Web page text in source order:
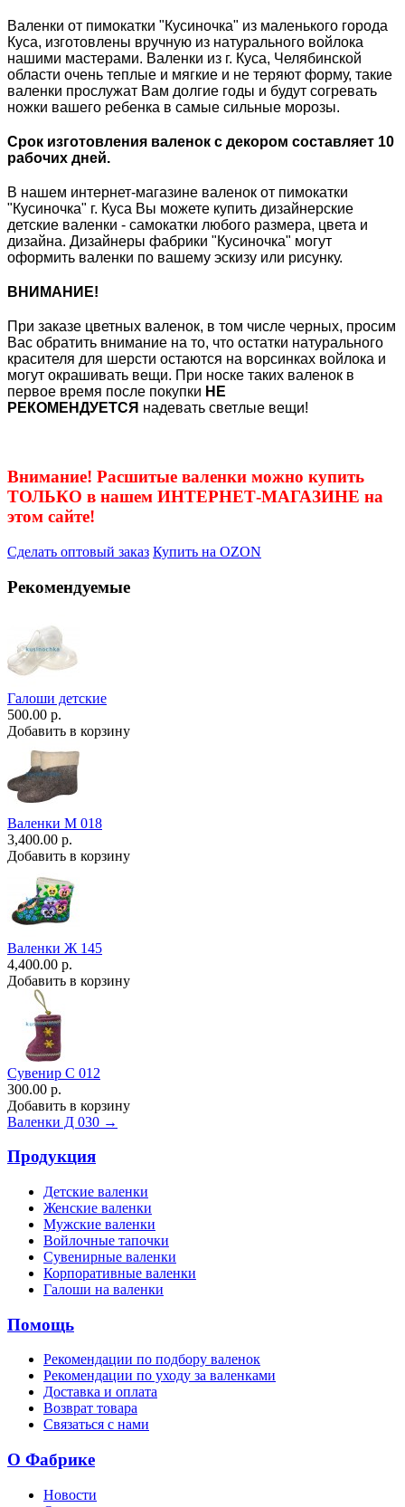
Валенки от пимокатки "Кусиночка" из маленького города
Куса, изготовлены вручную из натурального войлока
нашими мастерами. Валенки из г. Куса, Челябинской
области очень теплые и мягкие и не теряют форму, такие
валенки прослужат Вам долгие годы и будут согревать
ножки вашего ребенка в самые сильные морозы.
Срок изготовления валенок с декором составляет 10
рабочих дней.
В нашем интернет-магазине валенок от пимокатки
"Кусиночка" г. Куса Вы можете купить дизайнерские
детские валенки - самокатки любого размера, цвета и
дизайна. Дизайнеры фабрики "Кусиночка" могут
оформить валенки по вашему эскизу или рисунку.
ВНИМАНИЕ!
При заказе цветных валенок, в том числе черных, просим
Вас обратить внимание на то, что остатки натурального
красителя для шерсти остаются на ворсинках войлока и
могут окрашивать вещи. При носке таких валенок в
первое время после покупки НЕ
РЕКОМЕНДУЕТСЯ надевать светлые вещи!
Внимание! Расшитые валенки можно купить
ТОЛЬКО в нашем ИНТЕРНЕТ-МАГАЗИНЕ на
этом сайте!
Сделать оптовый заказ Купить на OZON
Рекомендуемые
Галоши детские
500.00 р.
Добавить в корзину
Валенки М 018
3,400.00 р.
Добавить в корзину
Валенки Ж 145
4,400.00 р.
Добавить в корзину
Сувенир С 012
300.00 р.
Добавить в корзину
Валенки Д 030 →
Продукция
Детские валенки
Женские валенки
Мужские валенки
Войлочные тапочки
Сувенирные валенки
Корпоративные валенки
Галоши на валенки
Помощь
Рекомендации по подбору валенок
Рекомендации по уходу за валенками
Доставка и оплата
Возврат товара
Связаться с нами
О Фабрике
Новости